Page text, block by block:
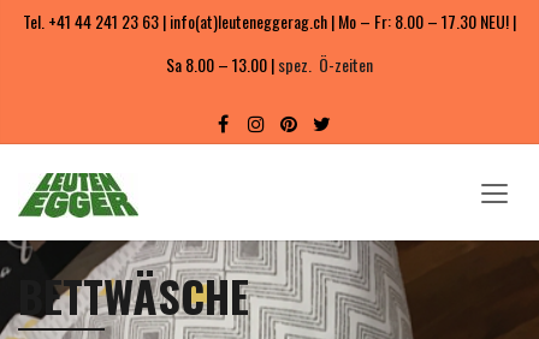
Tel. +41 44 241 23 63 | info(at)leuteneggerag.ch | Mo – Fr: 8.00 – 17.30 NEU! |
Sa 8.00 – 13.00 |spez. Ö-zeiten
BETTWÄSCHE